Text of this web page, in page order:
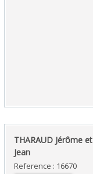
‎THARAUD Jérôme et
Jean‎
Reference : 16670